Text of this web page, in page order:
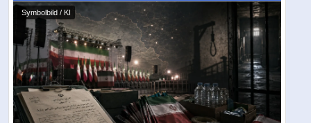
Symbolbild / KI